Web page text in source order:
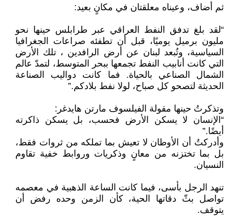
ثم أضاف، وعيناه معلقتان في مكانٍ بعيد:
“لقد بلغ تدفق النفط العراقي عبر طرابلس حينها نحو
مليون برميل يوميًا، قبل أن تطفئه صراعات الجغرافيا
السياسية، وتُبعد لبنان عن أرض الرافدين ، تلك الأرض
التي كانت أنابيب النفط تجمعها ببحر المتوسط، لتمدّ عالم
الشمال الصناعي بالحياة. فما كانت دواليب الصناعة
الحديثة لتصحو كل صباح، لولا نفط بلادكم.”
وتذكرتُ حينها مقولة الفيلسوف مارتن هايدغر:
“الإنسان لا يسكن الأرض فحسب، بل يسكن ذاكرته
أيضًا.”
وأدركتُ أن الأوطان لا تعيش بما تملكه من ثروات فقط،
بل بما تختزنه من معانٍ وذكريات وروابط خفية تقاوم
النسيان.
تنهد الرجل بأسى، فيما كانت الساعة الذهبية في معصمه
تواصل بثّ دقاتها الحية، كأن الزمن وحده رفض أن
يتوقف.